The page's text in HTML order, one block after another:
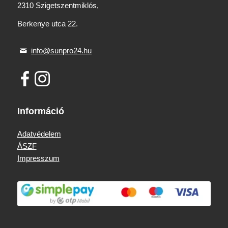
2310 Szigetszentmiklós,
Berkenye utca 22.
info@sunpro24.hu
Információ
Adatvédelem
ÁSZF
Impresszum